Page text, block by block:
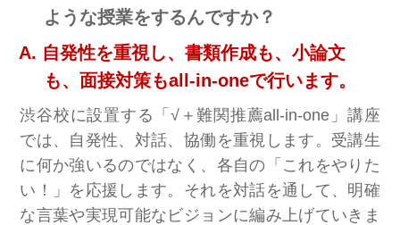
ような授業をするんですか？
自発性を重視し、書類作成も、小論文
も、面接対策もall-in-oneで行います。
渋谷校に設置する「√＋難関推薦all-in-one」講座
では、自発性、対話、協働を重視します。受講生
に何か強いるのではなく、各自の「これをやりた
い！」を応援します。それを対話を通して、明確
な言葉や実現可能なビジョンに編み上げていきま